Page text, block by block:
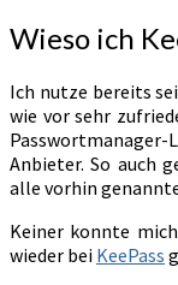
Wieso ich
Ich nutze bereits
wie vor sehr
Anbieter. So auch
alle vorhin
Keiner konnte
wieder bei KeePass